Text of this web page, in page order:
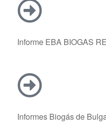
Informe EBA BIOGAS
Informes Biogás de